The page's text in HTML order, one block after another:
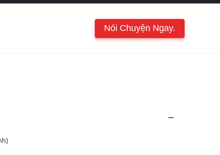
Nói Chuyện Ngay.